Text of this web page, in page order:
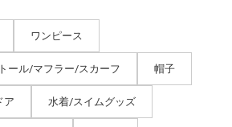
ワンピース
ール/マフラー/スカーフ 帽子
ア 水着/スイムグッズ